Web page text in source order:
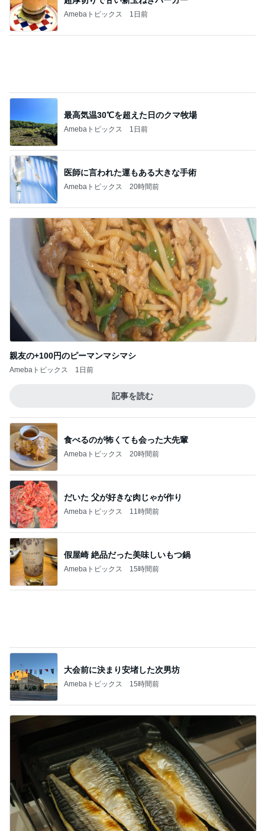
Amebaトピックス 1日前
医師に言われた運もある大きな手術
Amebaトピックス 20時間前
親友の+100円のピーマンマシマシ
Amebaトピックス 1日前
記事を読む
Amebaトピックス 20時間前
だいた 父が好きな肉じゃが作り
Amebaトピックス 11時間前
假屋崎 絶品だった美味しいもつ鍋
Amebaトピックス 15時間前
大会前に決まり安堵した次男坊
Amebaトピックス 15時間前
半額になった我が家のストック必需品
Amebaトピックス 2日前
記事を読む
堀ちえみの夫 野菜が余ると作る豚汁